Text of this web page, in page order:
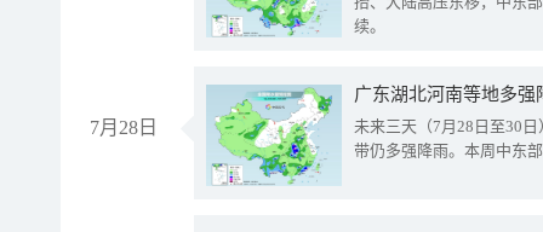
续。
7月28日
广东湖北河南等地多
未来三天（7月28日至30
带仍多强降雨。本周中东